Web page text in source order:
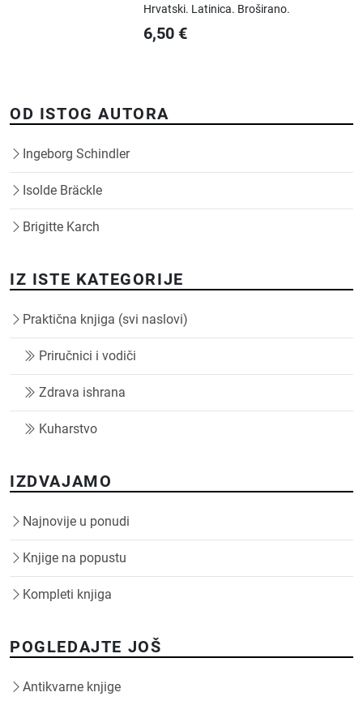
Hrvatski. Latinica. Broširano.
6,50 €
OD ISTOG AUTORA
Ingeborg Schindler
Isolde Bräckle
Brigitte Karch
IZ ISTE KATEGORIJE
Praktična knjiga (svi naslovi)
Priručnici i vodiči
Zdrava ishrana
Kuharstvo
IZDVAJAMO
Najnovije u ponudi
Knjige na popustu
Kompleti knjiga
POGLEDAJTE JOŠ
Antikvarne knjige